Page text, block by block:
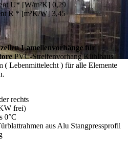
U* [W/m²K] 0,29
R * [m²K/W] 3,45
Lamellenvorhänge für
PVC-Streifenvorhang Kühlhaus
( Lebenmittelecht ) für alle Elemente
rechts
frei)
0°C
aus Alu Stangpressprofil